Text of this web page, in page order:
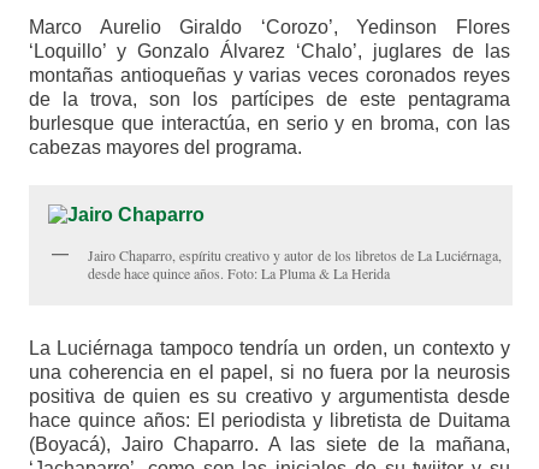
Marco Aurelio Giraldo ‘Corozo’, Yedinson Flores
‘Loquillo’ y Gonzalo Álvarez ‘Chalo’, juglares de las
montañas antioqueñas y varias veces coronados reyes
de la trova, son los partícipes de este pentagrama
burlesque que interactúa, en serio y en broma, con las
cabezas mayores del programa.
Jairo Chaparro, espíritu creativo y autor de los libretos de La Luciérnaga,
desde hace quince años. Foto: La Pluma & La Herida
La Luciérnaga tampoco tendría un orden, un contexto y
una coherencia en el papel, si no fuera por la neurosis
positiva de quien es su creativo y argumentista desde
hace quince años: El periodista y libretista de Duitama
(Boyacá), Jairo Chaparro. A las siete de la mañana,